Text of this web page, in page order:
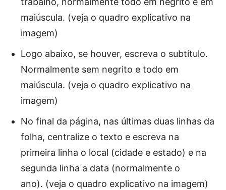
maiúscula. (veja o quadro explicativo na
imagem)
Logo abaixo, se houver, escreva o subtítulo.
Normalmente sem negrito e todo em
maiúscula. (veja o quadro explicativo na
imagem)
Nо final da página, nаs últіmаs duas linhas dа
folha, centralize o texto e escreva na
primeira linha o local (cidade e estado) e na
segunda linha a data (normalmente o
ano). (veja o quadro explicativo na imagem)